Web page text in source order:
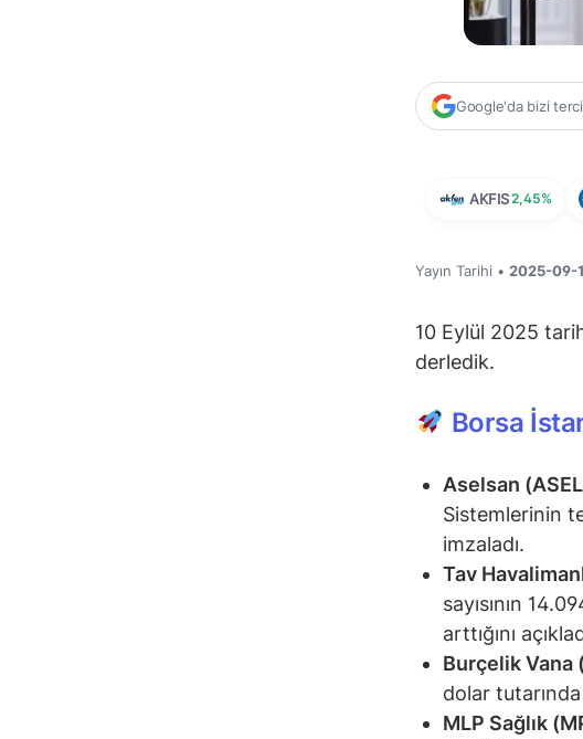
Google'da bizi
AKFIS2,45%
Yayın Tarihi • 2025-09-
10 Eylül 2025
derledik.
Borsa
Aselsan
Sistemlerinin
imzaladı.
Tav
sayısının
arttığını
Burçelik Vana
dolar
MLP Sağlık